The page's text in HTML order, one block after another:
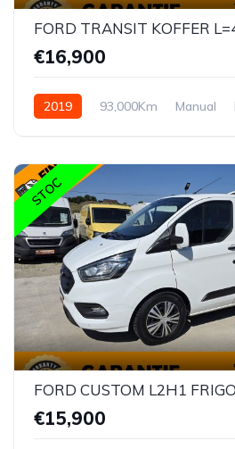
€16,900
2019 93,000Km Manual
STOC
€15,900